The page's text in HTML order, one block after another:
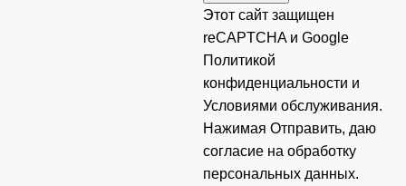
Этот сайт защищен
reCAPTCHA и Google
Политикой
конфиденциальности и
Условиями обслуживания.
Нажимая Отправить, даю
согласие на обработку
персональных данных.